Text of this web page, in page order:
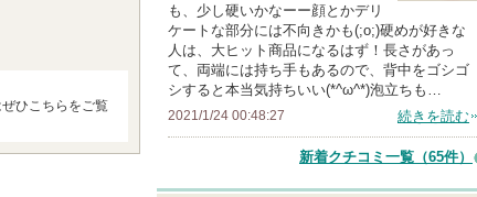
ひこちらをご覧
も、少し硬いかなーー顔とかデリ
ケートな部分には不向きかも(;o;)硬めが好きな
人は、大ヒット商品になるはず！長さがあっ
て、両端には持ち手もあるので、背中をゴシゴ
シすると本当気持ちいい(*^ω^*)泡立ちも…
2021/1/24 00:48:27 続きを読む
新着クチコミ一覧 （65件）